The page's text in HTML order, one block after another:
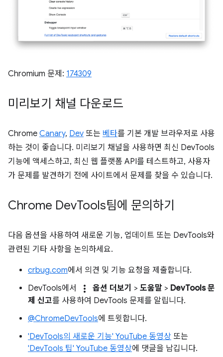
Chromium 문제: 174309
미리보기 채널 다운로드
Chrome Canary, Dev 또는 베타를 기본 개발 브라우저로 사용
하는 것이 좋습니다. 미리보기 채널을 사용하면 최신 DevTools
기능에 액세스하고, 최신 웹 플랫폼 API를 테스트하고, 사용자
가 문제를 발견하기 전에 사이트에서 문제를 찾을 수 있습니다.
Chrome DevTools팀에 문의하기
다음 옵션을 사용하여 새로운 기능, 업데이트 또는 DevTools와
관련된 기타 사항을 논의하세요.
crbug.com에서 의견 및 기능 요청을 제출합니다.
DevTools에서
more_vert 옵션 더보기 > 도움말 > DevTools 문
제 신고를 사용하여 DevTools 문제를 알립니다.
@ChromeDevTools에 트윗합니다.
'DevTools의 새로운 기능' YouTube 동영상 또는
'DevTools 팁' YouTube 동영상에 댓글을 남깁니다.